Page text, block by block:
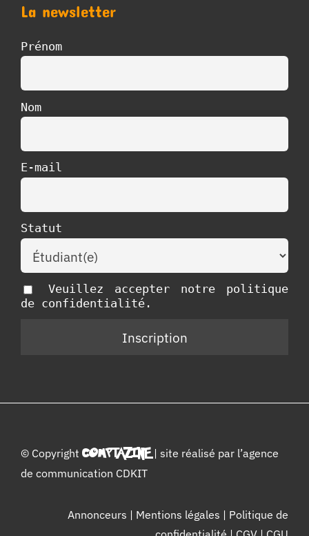
La newsletter
Prénom
Nom
E-mail
Statut
Veuillez accepter notre politique
de confidentialité.
© Copyright COMPTAZINE| site réalisé par l’agence
de communication CDKIT
Annonceurs | Mentions légales | Politique de